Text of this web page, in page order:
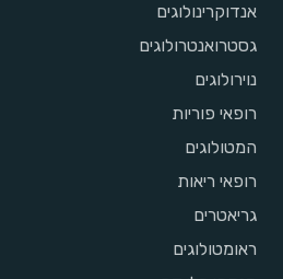
אנדוקרינולוגים
גסטרואנטרולוגים
נוירולוגים
רופאי פוריות
המטולוגים
רופאי ריאות
גריאטרים
ראומטולוגים